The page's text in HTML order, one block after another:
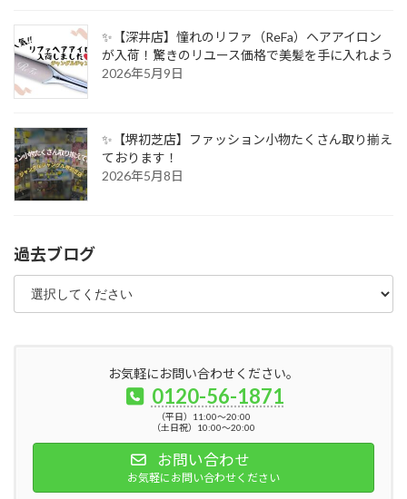
✨【深井店】憧れのリファ（ReFa）ヘアアイロン
が入荷！驚きのリユース価格で美髪を手に入れよう
2026年5月9日
✨【堺初芝店】ファッション小物たくさん取り揃え
ております！
2026年5月8日
過去ブログ
お気軽にお問い合わせください。
0120-56-1871
（平日）11:00～20:00
（土日祝）10:00～20:00
お問い合わせ
お気軽にお問い合わせください